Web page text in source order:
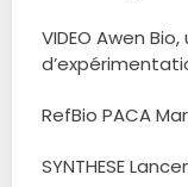
VIDEO Awen
RefBio PACA
SYNTHESE